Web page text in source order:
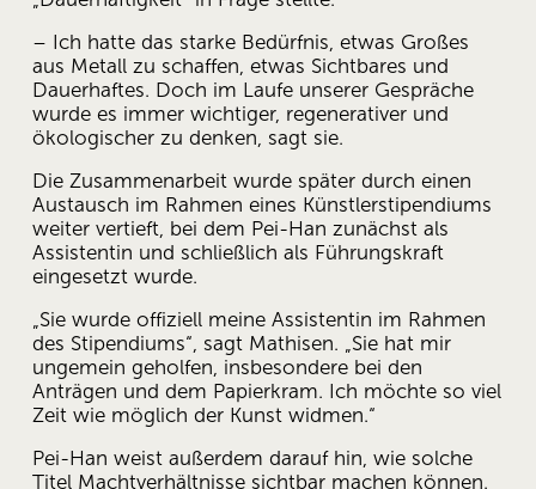
– Ich hatte das starke Bedürfnis, etwas Großes
aus Metall zu schaffen, etwas Sichtbares und
Dauerhaftes. Doch im Laufe unserer Gespräche
wurde es immer wichtiger, regenerativer und
ökologischer zu denken, sagt sie.
Die Zusammenarbeit wurde später durch einen
Austausch im Rahmen eines Künstlerstipendiums
weiter vertieft, bei dem Pei-Han zunächst als
Assistentin und schließlich als Führungskraft
eingesetzt wurde.
„Sie wurde offiziell meine Assistentin im Rahmen
des Stipendiums“, sagt Mathisen. „Sie hat mir
ungemein geholfen, insbesondere bei den
Anträgen und dem Papierkram. Ich möchte so viel
Zeit wie möglich der Kunst widmen.“
Pei-Han weist außerdem darauf hin, wie solche
Titel Machtverhältnisse sichtbar machen können.